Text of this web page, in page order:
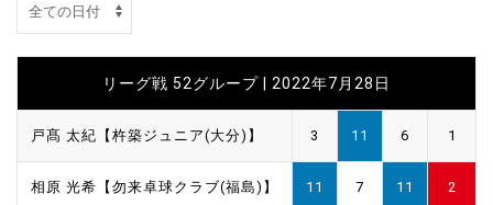
リーグ戦 52グループ | 2022年7月28日
戸髙 太紀【杵築ジュニア(大分)】 3 11 6 1
相原 光希【勿来卓球クラブ(福島)】 11 7 11 2